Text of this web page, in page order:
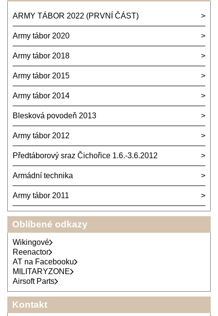
ARMY TÁBOR 2022 (PRVNÍ ČÁST)
Army tábor 2020
Army tábor 2018
Army tábor 2015
Army tábor 2014
Blesková povodeň 2013
Army tábor 2012
Předtáborový sraz Čichořice 1.6.-3.6.2012
Armádní technika
Army tábor 2011
Oblíbené odkazy
Wikingové
Reenactor
AT na Facebooku
MILITARYZONE
Airsoft Parts
Kontakt